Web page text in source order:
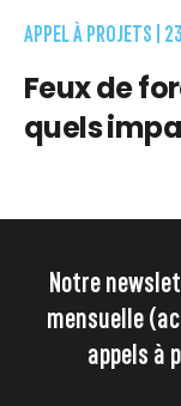
APPEL À PROJETS |
Feux de
quels
Notre
mensuelle
appels à